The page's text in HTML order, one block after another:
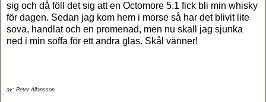
sig och då föll det sig att en Octomore 5.1 fick bli min whisky
för dagen. Sedan jag kom hem i morse så har det blivit lite
sova, handlat och en promenad, men nu skall jag sjunka
ned i min soffa för ett andra glas. Skål vänner!
av: Peter Allansson